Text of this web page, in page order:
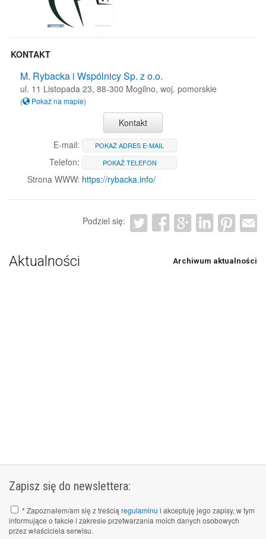
KONTAKT
M. Rybacka i Wspólnicy Sp. z o.o.
ul. 11 Listopada 23, 88-300 Mogilno, woj. pomorskie
( Pokaż na mapie)
Kontakt
E-mail:
POKAŻ ADRES E-MAIL
Telefon: POKAŻ TELEFON
Strona WWW: https://rybacka.info/
Podziel się:
Aktualności Archiwum aktualności
Zapisz się do newslettera:
* Zapoznałem/am się z treścią regulaminu i akceptuję jego zapisy, w tym
informujące o fakcie i zakresie przetwarzania moich danych osobowych
przez właściciela serwisu.